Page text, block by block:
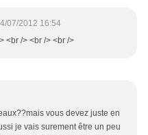
07/2012 16:54
<br /> <br /> <br />
vous devez juste en
je vais surement être un peu